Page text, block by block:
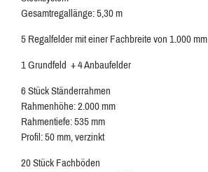
Gesamtregallänge: 5,30 m
5 Regalfelder mit einer Fachbreite von 1.000 mm
1 Grundfeld + 4 Anbaufelder
6 Stück Ständerrahmen
Rahmenhöhe: 2.000 mm
Rahmentiefe: 535 mm
Profil: 50 mm, verzinkt
20 Stück Fachböden